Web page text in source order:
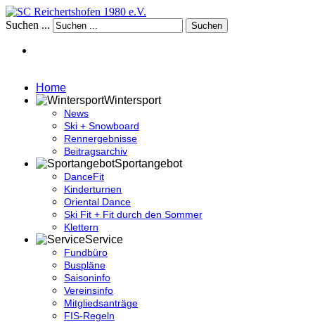
Suchen ... Suchen
Home
Wintersport
News
Ski + Snowboard
Rennergebnisse
Beitragsarchiv
Sportangebot
DanceFit
Kinderturnen
Oriental Dance
Ski Fit + Fit durch den Sommer
Klettern
Service
Fundbüro
Buspläne
Saisoninfo
Vereinsinfo
Mitgliedsanträge
FIS-Regeln